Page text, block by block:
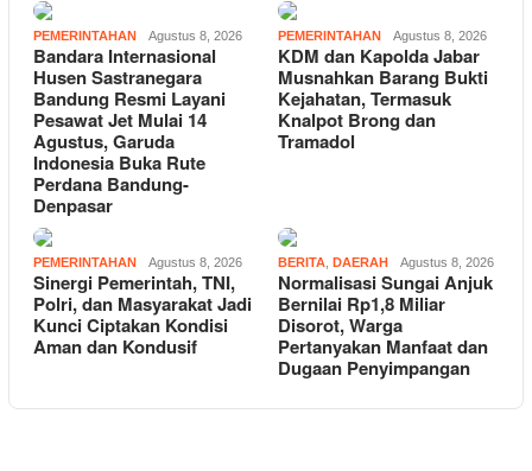
PEMERINTAHAN Agustus 8, 2026
Bandara Internasional
Husen Sastranegara
Bandung Resmi Layani
Pesawat Jet Mulai 14
Agustus, Garuda
Indonesia Buka Rute
Perdana Bandung-
Denpasar
PEMERINTAHAN Agustus 8, 2026
KDM dan Kapolda Jabar
Musnahkan Barang Bukti
Kejahatan, Termasuk
Knalpot Brong dan
Tramadol
PEMERINTAHAN Agustus 8, 2026
Sinergi Pemerintah, TNI,
Polri, dan Masyarakat Jadi
Kunci Ciptakan Kondisi
Aman dan Kondusif
BERITA DAERAH Agustus 8, 2026
Normalisasi Sungai Anjuk
Bernilai Rp1,8 Miliar
Disorot, Warga
Pertanyakan Manfaat dan
Dugaan Penyimpangan